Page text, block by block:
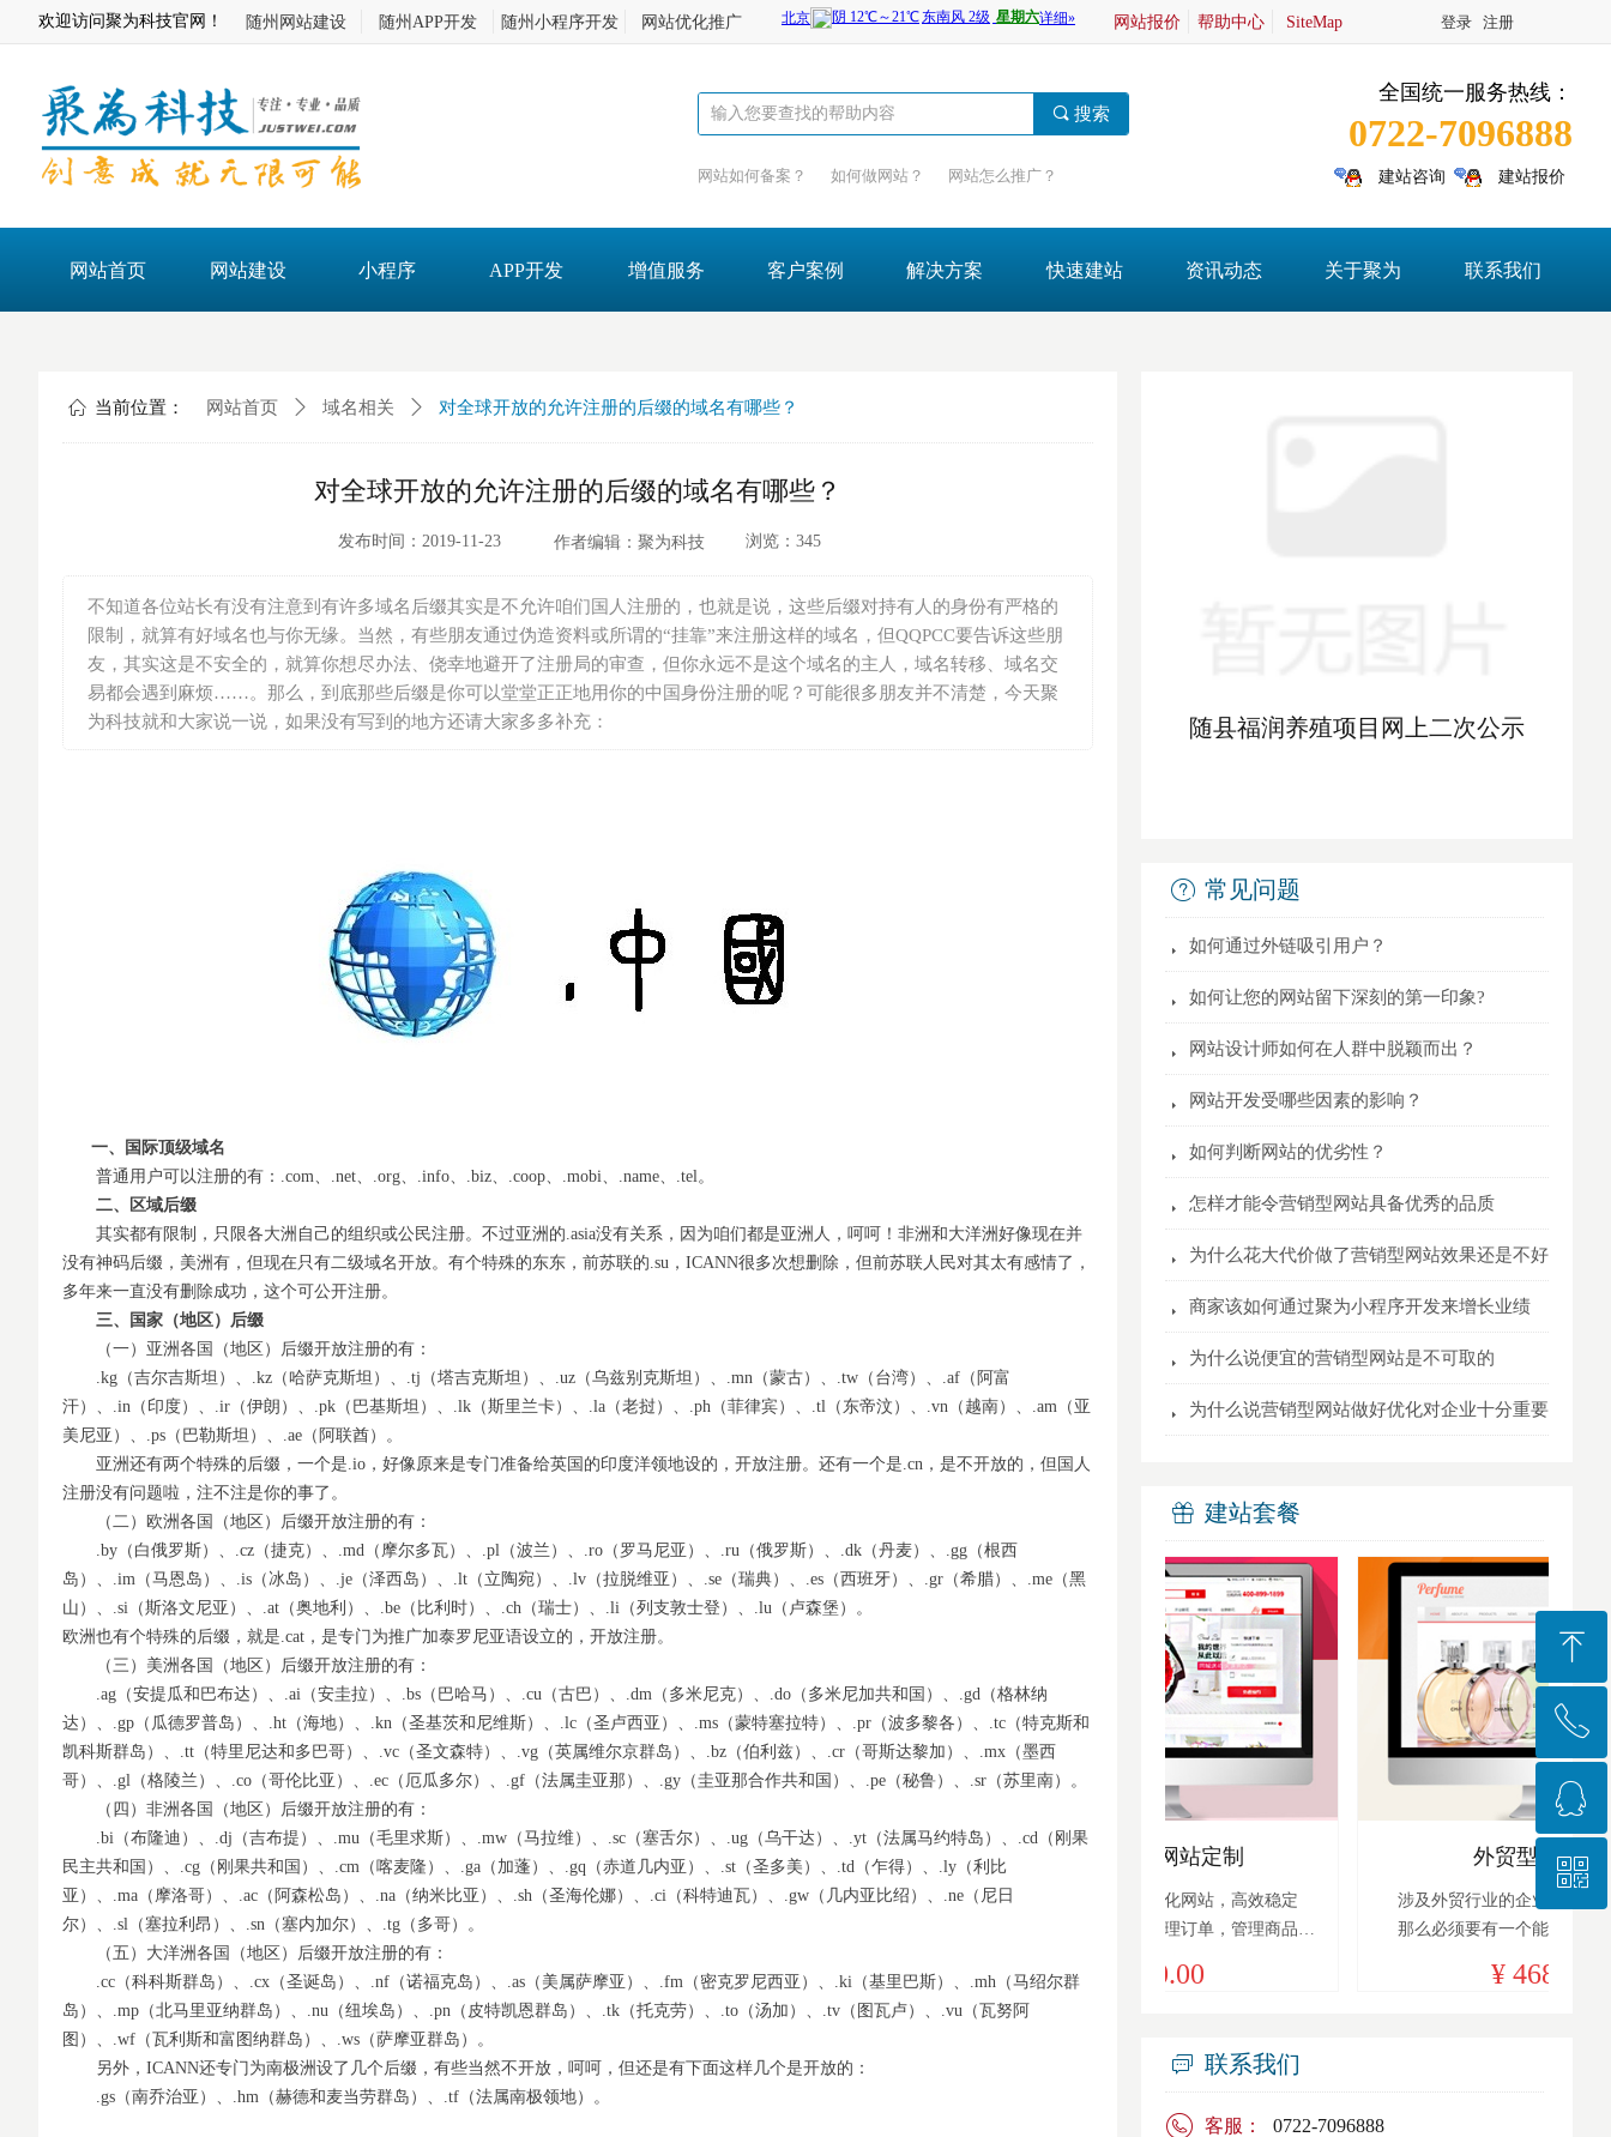
欢迎访问聚为科技官网！ 随州网站建设 随州APP开发 随州小程序开发 网站优化推广 网站报价 帮助中心 SiteMap 登录 注册
끠 搜索
网站如何备案？ 如何做网站？ 网站怎么推广？
全国统一服务热线：
0722-7096888
建站咨询 建站报价
网站首页 网站建设 小程序 APP开发 增值服务 客户案例 解决方案 快速建站 资讯动态 关于聚为 联系我们
ꀇ 当前位置： 网站首页 ꄲ 域名相关 ꄲ 对全球开放的允许注册的后缀的域名有哪些？
对全球开放的允许注册的后缀的域名有哪些？
发布时间： 2019-11-23 作者编辑： 聚为科技 浏览： 345
不知道各位站长有没有注意到有许多域名后缀其实是不允许咱们国人注册的，也就是说，这些后缀对持有人的身份有严格的
限制，就算有好域名也与你无缘。当然，有些朋友通过伪造资料或所谓的“挂靠”来注册这样的域名，但QQPCC要告诉这些朋
友，其实这是不安全的，就算你想尽办法、侥幸地避开了注册局的审查，但你永远不是这个域名的主人，域名转移、域名交
易都会遇到麻烦……。那么，到底那些后缀是你可以堂堂正正地用你的中国身份注册的呢？可能很多朋友并不清楚，今天聚
为科技就和大家说一说，如果没有写到的地方还请大家多多补充：
一、国际顶级域名
普通用户可以注册的有：.com、.net、.org、.info、.biz、.coop、.mobi、.name、.tel。
二、区域后缀
其实都有限制，只限各大洲自己的组织或公民注册。不过亚洲的.asia没有关系，因为咱们都是亚洲人，呵呵！非洲和大洋洲好像现在并
没有神码后缀，美洲有，但现在只有二级域名开放。有个特殊的东东，前苏联的.su，ICANN很多次想删除，但前苏联人民对其太有感情了，
多年来一直没有删除成功，这个可公开注册。
三、国家（地区）后缀
（一）亚洲各国（地区）后缀开放注册的有：
.kg（吉尔吉斯坦）、.kz（哈萨克斯坦）、.tj（塔吉克斯坦）、.uz（乌兹别克斯坦）、.mn（蒙古）、.tw（台湾）、.af（阿富
汗）、.in（印度）、.ir（伊朗）、.pk（巴基斯坦）、.lk（斯里兰卡）、.la（老挝）、.ph（菲律宾）、.tl（东帝汶）、.vn（越南）、.am（亚
美尼亚）、.ps（巴勒斯坦）、.ae（阿联酋）。
亚洲还有两个特殊的后缀，一个是.io，好像原来是专门准备给英国的印度洋领地设的，开放注册。还有一个是.cn，是不开放的，但国人
注册没有问题啦，注不注是你的事了。
（二）欧洲各国（地区）后缀开放注册的有：
.by（白俄罗斯）、.cz（捷克）、.md（摩尔多瓦）、.pl（波兰）、.ro（罗马尼亚）、.ru（俄罗斯）、.dk（丹麦）、.gg（根西
岛）、.im（马恩岛）、.is（冰岛）、.je（泽西岛）、.lt（立陶宛）、.lv（拉脱维亚）、.se（瑞典）、.es（西班牙）、.gr（希腊）、.me（黑
山）、.si（斯洛文尼亚）、.at（奥地利）、.be（比利时）、.ch（瑞士）、.li（列支敦士登）、.lu（卢森堡）。
欧洲也有个特殊的后缀，就是.cat，是专门为推广加泰罗尼亚语设立的，开放注册。
（三）美洲各国（地区）后缀开放注册的有：
.ag（安提瓜和巴布达）、.ai（安圭拉）、.bs（巴哈马）、.cu（古巴）、.dm（多米尼克）、.do（多米尼加共和国）、.gd（格林纳
达）、.gp（瓜德罗普岛）、.ht（海地）、.kn（圣基茨和尼维斯）、.lc（圣卢西亚）、.ms（蒙特塞拉特）、.pr（波多黎各）、.tc（特克斯和
凯科斯群岛）、.tt（特里尼达和多巴哥）、.vc（圣文森特）、.vg（英属维尔京群岛）、.bz（伯利兹）、.cr（哥斯达黎加）、.mx（墨西
哥）、.gl（格陵兰）、.co（哥伦比亚）、.ec（厄瓜多尔）、.gf（法属圭亚那）、.gy（圭亚那合作共和国）、.pe（秘鲁）、.sr（苏里南）。
（四）非洲各国（地区）后缀开放注册的有：
.bi（布隆迪）、.dj（吉布提）、.mu（毛里求斯）、.mw（马拉维）、.sc（塞舌尔）、.ug（乌干达）、.yt（法属马约特岛）、.cd（刚果
民主共和国）、.cg（刚果共和国）、.cm（喀麦隆）、.ga（加蓬）、.gq（赤道几内亚）、.st（圣多美）、.td（乍得）、.ly（利比
亚）、.ma（摩洛哥）、.ac（阿森松岛）、.na（纳米比亚）、.sh（圣海伦娜）、.ci（科特迪瓦）、.gw（几内亚比绍）、.ne（尼日
尔）、.sl（塞拉利昂）、.sn（塞内加尔）、.tg（多哥）。
（五）大洋洲各国（地区）后缀开放注册的有：
.cc（科科斯群岛）、.cx（圣诞岛）、.nf（诺福克岛）、.as（美属萨摩亚）、.fm（密克罗尼西亚）、.ki（基里巴斯）、.mh（马绍尔群
岛）、.mp（北马里亚纳群岛）、.nu（纽埃岛）、.pn（皮特凯恩群岛）、.tk（托克劳）、.to（汤加）、.tv（图瓦卢）、.vu（瓦努阿
图）、.wf（瓦利斯和富图纳群岛）、.ws（萨摩亚群岛）。
另外，ICANN还专门为南极洲设了几个后缀，有些当然不开放，呵呵，但还是有下面这样几个是开放的：
.gs（南乔治亚）、.hm（赫德和麦当劳群岛）、.tf（法属南极领地）。
随县福润养殖项目网上二次公示
ꂀ 常见问题
뀧 如何通过外链吸引用户？
뀧 如何让您的网站留下深刻的第一印象?
뀧 网站设计师如何在人群中脱颖而出？
뀧 网站开发受哪些因素的影响？
뀧 如何判断网站的优劣性？
뀧 怎样才能令营销型网站具备优秀的品质
뀧 为什么花大代价做了营销型网站效果还是不好
뀧 商家该如何通过聚为小程序开发来增长业绩
뀧 为什么说便宜的营销型网站是不可取的
뀧 为什么说营销型网站做好优化对企业十分重要
ꁠ 建站套餐
功能型网站、APP定制
功能型网站顾名思义，就是带有不同属性
¥ 12000.00
购物商城型网站定制
定制开发商城网站个性化网站，高效稳定
轻松帮您管理客户，管理订单，管理商品
¥ 6800.00
外贸型网站定制
涉及外贸行业的企业，想获得互联网市场
那么必须要有一个能够吸引人的外贸网站
集团型网站定制
集团公司的业务、服务、产品丰富多样化
¥ 2800.00
豪华型网站定制
所有导航栏目页面设计，网站更具吸引力
¥ 3680.00
营销型网站定制
以营销为主导向，让品牌网站更有意义
¥ 2800.00
标准型网站定制
专注网站定制，网站建设，针对各行各业
¥ 2680.00
专汽营销网站定制
专用汽车网站定制，拒绝千篇一律的网站
¥ 1680.00
网站建设·速成网站
快速建网站，免备案网站最快5分钟上线
¥ 1280.00
ꀃ 联系我们
客服： 0722-7096888
ꁸ
回到顶部
ꂅ
ꁗ
QQ咨询
ꀥ